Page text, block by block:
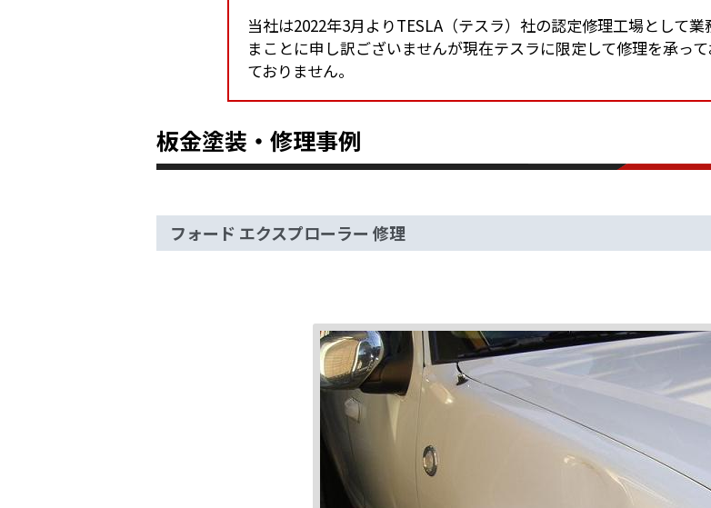
当社は2022年3月よりTESLA（テスラ）社の認定修理工場として業
まことに申し訳ございませんが現在テスラに限定して修理を承っ
ておりません。
板金塗装・修理事例
フォード エクスプローラー 修理